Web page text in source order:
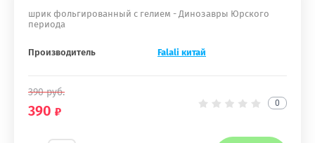
шрик фольгированный с гелием - Динозавры Юрского
периода
Производитель Falali китай
390руб.
390 0